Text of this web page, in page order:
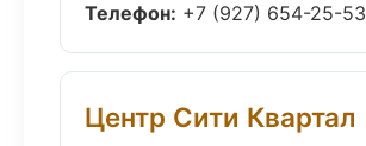
Телефон: +7 (927) 654-25-53
Центр Сити Квартал